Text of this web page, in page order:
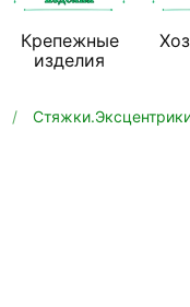
Крепежные
изделия